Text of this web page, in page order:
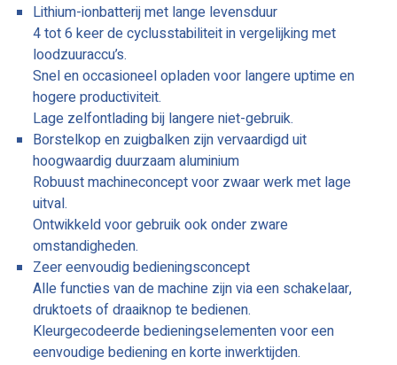
Lithium-ionbatterij met lange levensduur
4 tot 6 keer de cyclusstabiliteit in vergelijking met
loodzuuraccu’s.
Snel en occasioneel opladen voor langere uptime en
hogere productiviteit.
Lage zelfontlading bij langere niet-gebruik.
Borstelkop en zuigbalken zijn vervaardigd uit
hoogwaardig duurzaam aluminium
Robuust machineconcept voor zwaar werk met lage
uitval.
Ontwikkeld voor gebruik ook onder zware
omstandigheden.
Zeer eenvoudig bedieningsconcept
Alle functies van de machine zijn via een schakelaar,
druktoets of draaiknop te bedienen.
Kleurgecodeerde bedieningselementen voor een
eenvoudige bediening en korte inwerktijden.